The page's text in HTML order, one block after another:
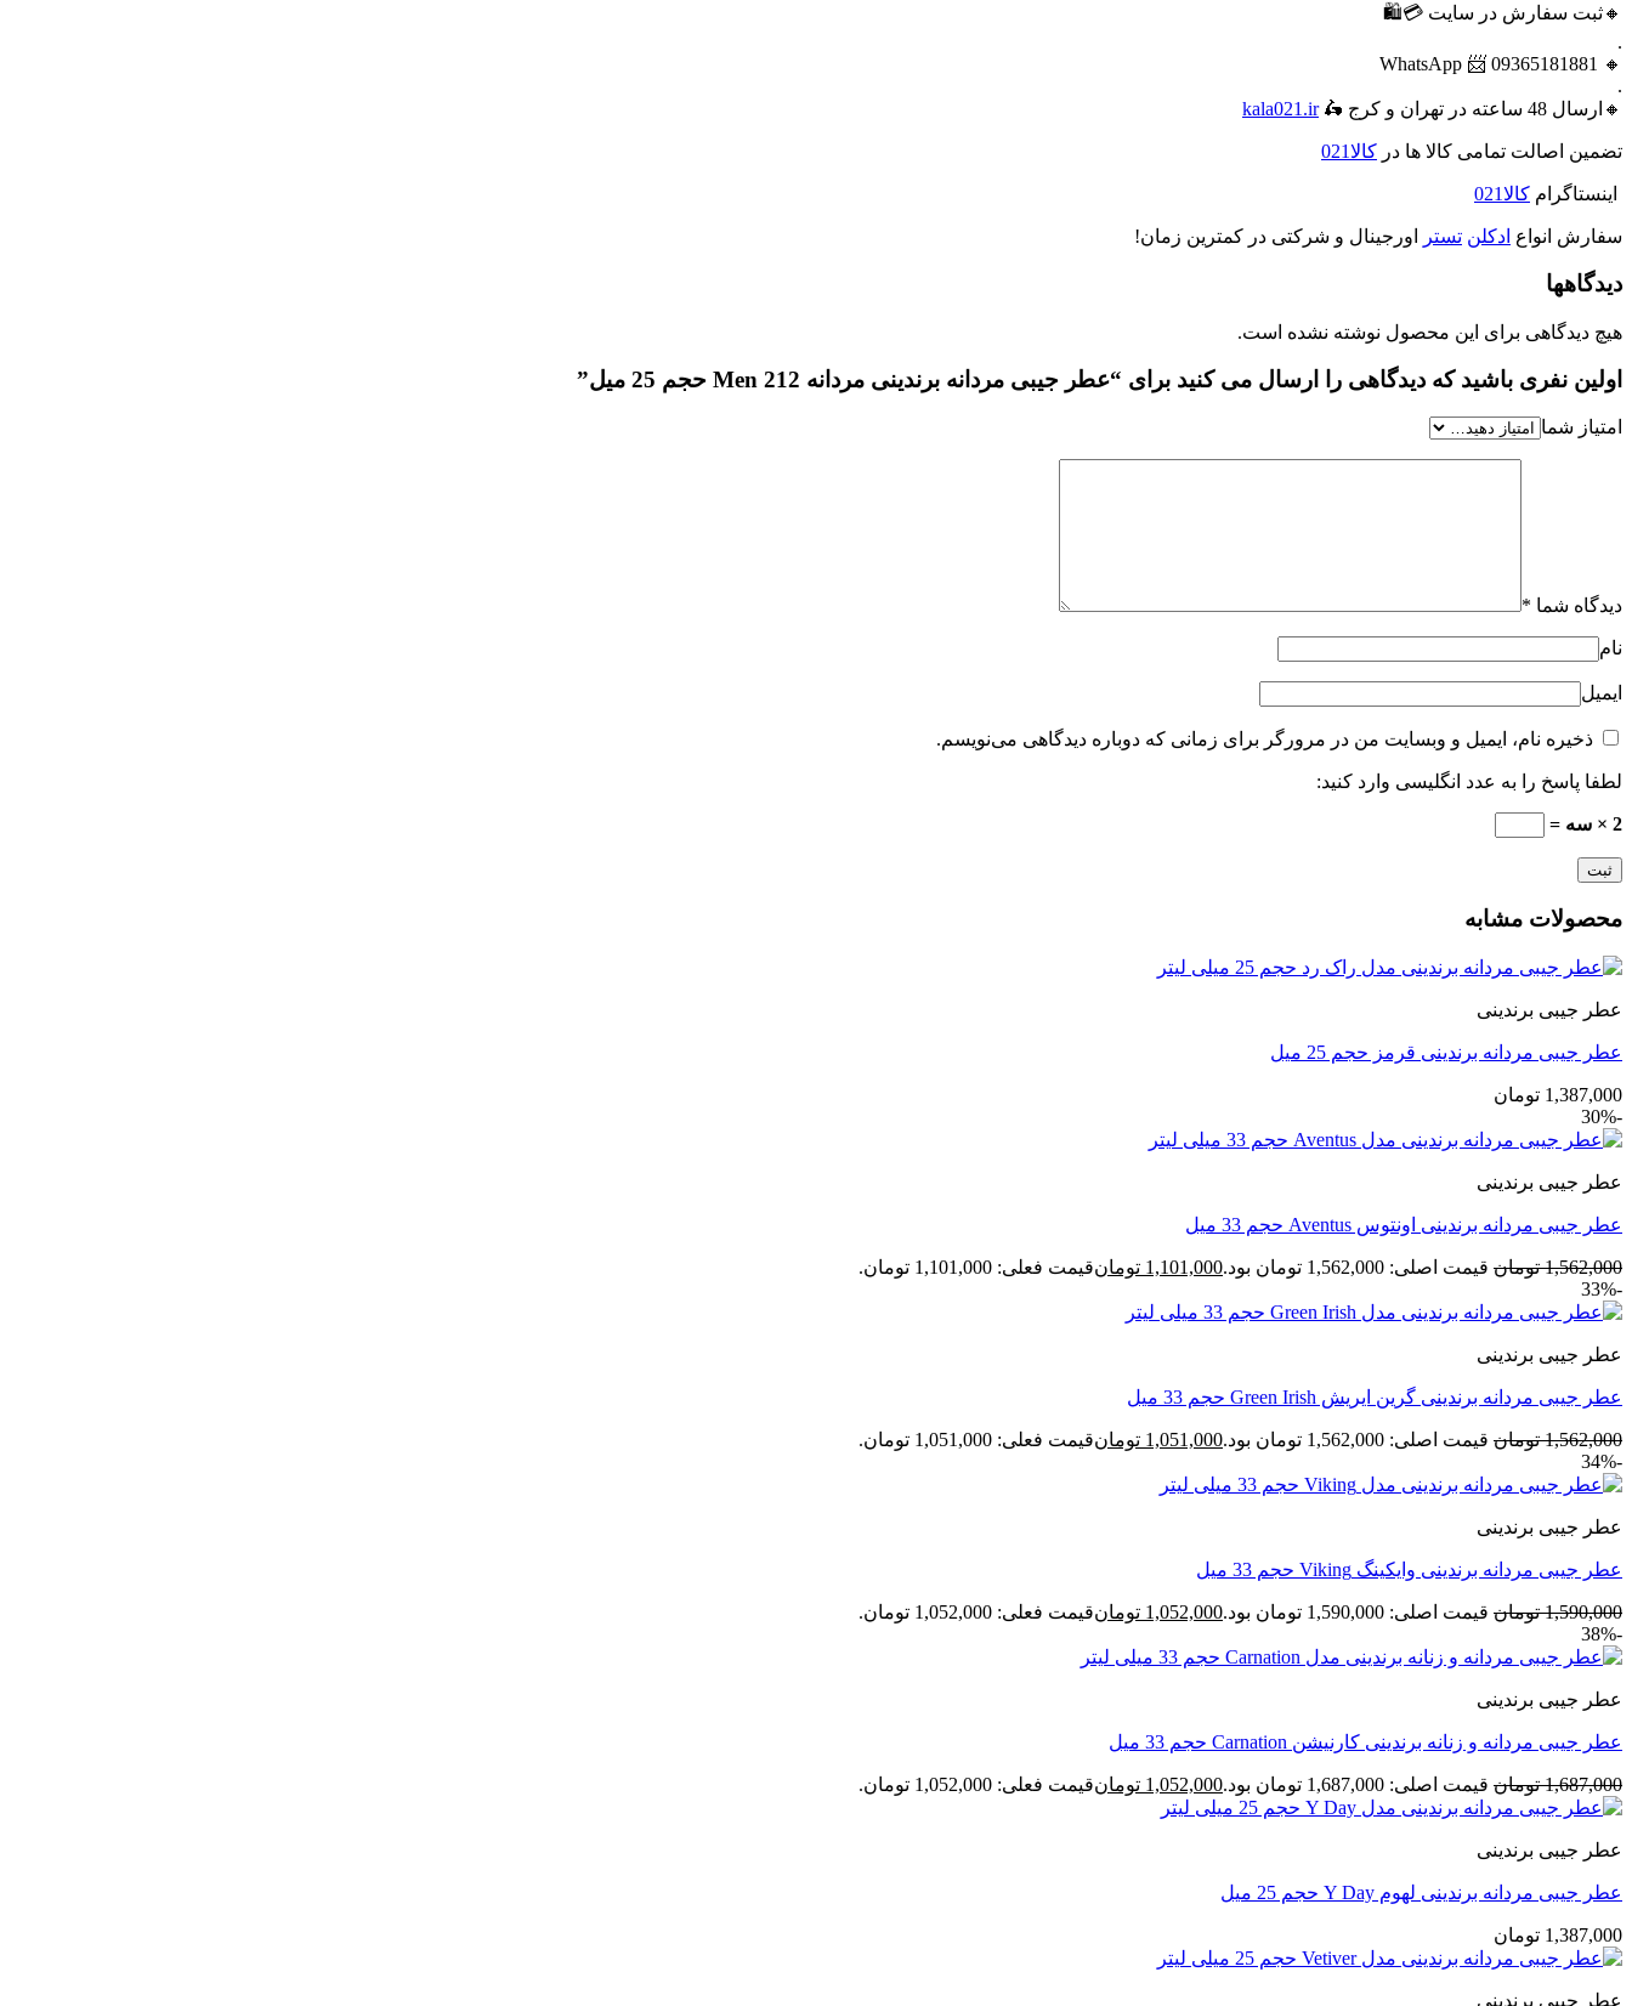
🔸ثبت سفارش در سایت 💳🛍️
.
🔸 09365181881 📨 WhatsApp
.
🔸ارسال 48 ساعته در تهران و کرج 🛵
kala021.ir
تضمین اصالت تمامی کالا ها در کالا021
اینستاگرام کالا021
سفارش انواع ادکلن تستر اورجینال و شرکتی در کمترین زمان!
دیدگاهها
هیچ دیدگاهی برای این محصول نوشته نشده است.
اولین نفری باشید که دیدگاهی را ارسال می کنید برای “عطر جیبی مردانه برندینی مردانه 212 Men حجم 25 میل”
امتیاز شما
دیدگاه شما *
نام
ایمیل
ذخیره نام، ایمیل و وبسایت من در مرورگر برای زمانی که دوباره دیدگاهی می‌نویسم.
لطفا پاسخ را به عدد انگلیسی وارد کنید:
2 × سه =
محصولات مشابه
عطر جیبی برندینی
عطر جیبی مردانه برندینی قرمز حجم 25 میل
1,387,000 تومان
-30%
عطر جیبی برندینی
عطر جیبی مردانه برندینی اونتوس Aventus حجم 33 میل
1,562,000 تومان قیمت اصلی: 1,562,000 تومان بود. 1,101,000 تومانقیمت فعلی: 1,101,000 تومان.
-33%
عطر جیبی برندینی
عطر جیبی مردانه برندینی گرین ایریش Green Irish حجم 33 میل
1,562,000 تومان قیمت اصلی: 1,562,000 تومان بود. 1,051,000 تومانقیمت فعلی: 1,051,000 تومان.
-34%
عطر جیبی برندینی
عطر جیبی مردانه برندینی وایکینگ Viking حجم 33 میل
1,590,000 تومان قیمت اصلی: 1,590,000 تومان بود. 1,052,000 تومانقیمت فعلی: 1,052,000 تومان.
-38%
عطر جیبی برندینی
عطر جیبی مردانه و زنانه برندینی کارنیشن Carnation حجم 33 میل
1,687,000 تومان قیمت اصلی: 1,687,000 تومان بود. 1,052,000 تومانقیمت فعلی: 1,052,000 تومان.
عطر جیبی برندینی
عطر جیبی مردانه برندینی لهوم Y Day حجم 25 میل
1,387,000 تومان
عطر جیبی برندینی